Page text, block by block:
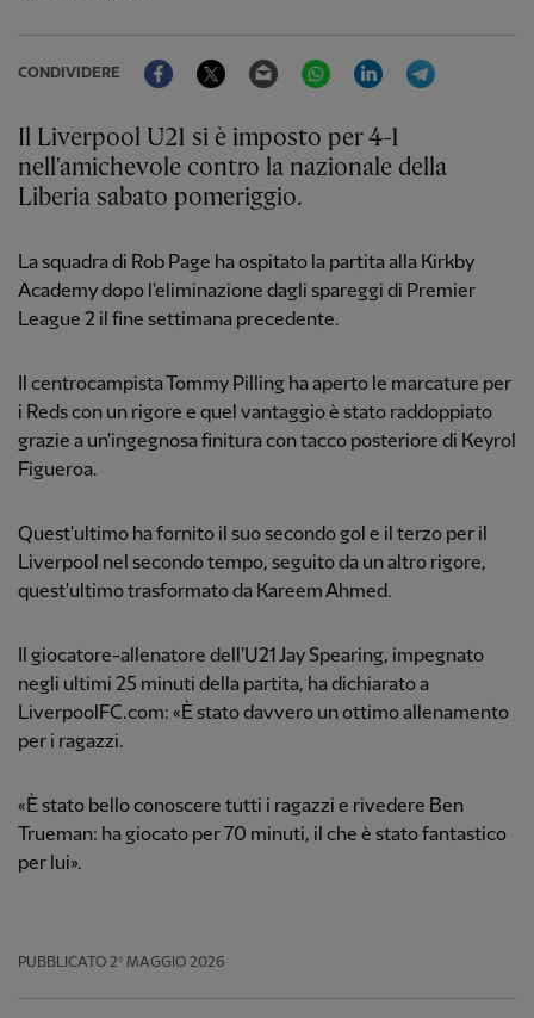
CONDIVIDERE
FacebookTwitter Email WhatsAppLinkedIn
Il Liverpool U21 si è imposto per 4-1
nell'amichevole contro la nazionale della
Liberia sabato pomeriggio.
La squadra di Rob Page ha ospitato la partita alla Kirkby
Academy dopo l'eliminazione dagli spareggi di Premier
League 2 il fine settimana precedente.
Il centrocampista Tommy Pilling ha aperto le marcature per
i Reds con un rigore e quel vantaggio è stato raddoppiato
grazie a un'ingegnosa finitura con tacco posteriore di Keyrol
Figueroa.
Quest'ultimo ha fornito il suo secondo gol e il terzo per il
Liverpool nel secondo tempo, seguito da un altro rigore,
quest'ultimo trasformato da Kareem Ahmed.
Il giocatore-allenatore dell'U21 Jay Spearing, impegnato
negli ultimi 25 minuti della partita, ha dichiarato a
LiverpoolFC.com: «È stato davvero un ottimo allenamento
per i ragazzi.
«È stato bello conoscere tutti i ragazzi e rivedere Ben
Trueman: ha giocato per 70 minuti, il che è stato fantastico
per lui».
PUBBLICATO 2º MAGGIO 2026